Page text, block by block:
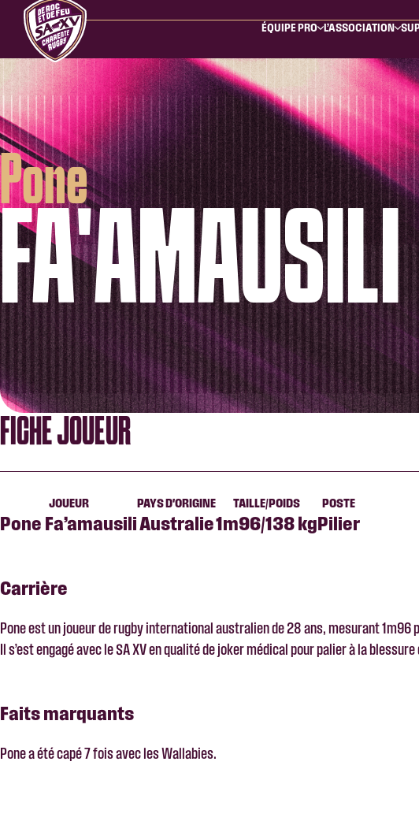
ÉQUIPE PRO L’ASSOCIATION
Pone
FA'AMAUSILI
FICHE JOUEUR
JOUEUR
Pone Fa’amausili
PAYS D'ORIGINE
Australie
TAILLE/POIDS
1m96/138 kg
POSTE
Pilier
Carrière
Pone est un joueur de rugby international australien de 28 ans, mesurant 1m96
Il s’est engagé avec le SA XV en qualité de joker médical pour palier à la
Faits marquants
Pone a été capé 7 fois avec les Wallabies.